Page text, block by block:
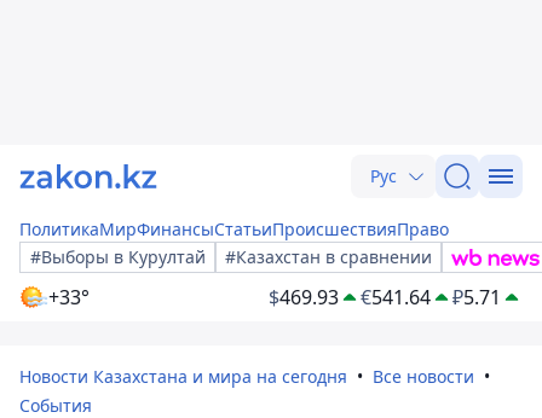
Рус
ПолитикаМирФинансыСтатьиПроисшествияПраво
#Выборы в Курултай
#Казахстан в сравнении
+33° $469.93 €541.64 ₽5.71
Новости Казахстана и мира на сегодня
Все новости
События